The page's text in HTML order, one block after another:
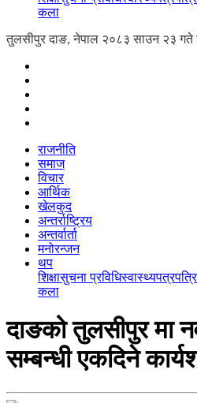
कला
तुलसीपुर दाङ, नेपाल २०८३ साउन २३ गते
राजनीति
समाज
विचार
आर्थिक
खेलकुद
अन्तर्राष्ट्रिय
अन्तर्वार्ता
मनोरन्जन
थप
शिक्षासुचना प्रविधिस्वास्थ्य
कला
दाङको तुलसीपुर मा
सम्बन्धी एकदिने